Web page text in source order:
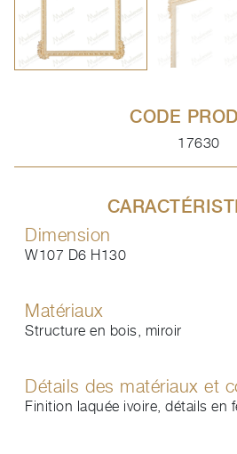
CODE
17630
Dimension
W107 D6 H130
Matériaux
Structure en bois, miroir
Détails des matériaux et
Finition laquée ivoire, détails en